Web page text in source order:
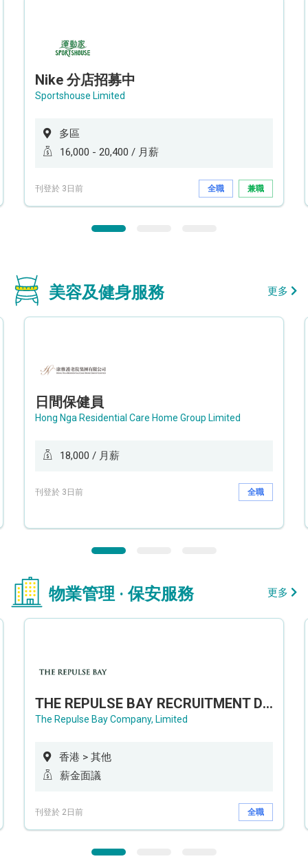
Nike 分店招募中
Sportshouse Limited
多區
16,000 - 20,400 / 月薪
刊登於 3日前 全職 兼職
美容及健身服務 更多
日間保健員
Hong Nga Residential Care Home Group Limited
18,000 / 月薪
刊登於 3日前 全職
物業管理 · 保安服務 更多
THE REPULSE BAY RECRUITMENT DAY 淺水灣影灣園人才招聘會
The Repulse Bay Company, Limited
香港 > 其他
薪金面議
刊登於 2日前 全職